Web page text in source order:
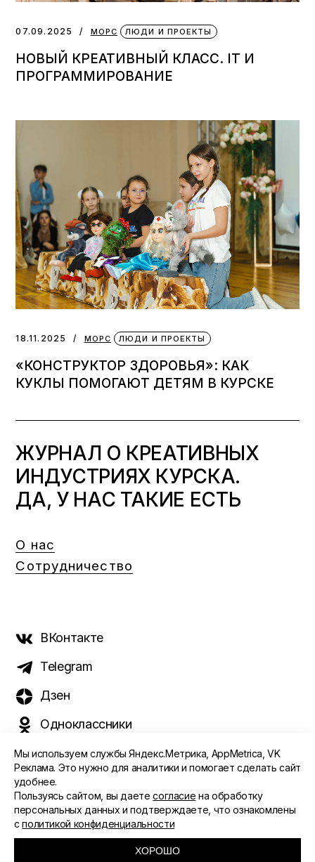
07.09.2025 МОРС ЛЮДИ И ПРОЕКТЫ
НОВЫЙ КРЕАТИВНЫЙ КЛАСС. IT И
ПРОГРАММИРОВАНИЕ
18.11.2025 МОРС ЛЮДИ И ПРОЕКТЫ
«КОНСТРУКТОР ЗДОРОВЬЯ»: КАК
КУКЛЫ ПОМОГАЮТ ДЕТЯМ В КУРСКЕ
ЖУРНАЛ О КРЕАТИВНЫХ
ИНДУСТРИЯХ КУРСКА.
ДА, У НАС ТАКИЕ ЕСТЬ
О нас
Сотрудничество
ВКонтакте
Telegram
Дзен
Одноклассники
©️ 2015 - 2026 Интернет-журнал «Морс». Все права
защищены
ПОЛИТИКА ОБРАБОТКИ ПЕРСОНАЛЬНЫХ ДАННЫХ
СОГЛАСИЕ ПОЛЬЗОВАТЕЛЯ
Мы используем службы Яндекс.Метрика, AppMetrica, VK
Реклама. Это нужно для аналитики и помогает сделать сайт
удобнее.
Пользуясь сайтом, вы даетесогласие на обработку
персональных данных и подтверждаете, что ознакомлены
сполитикой конфиденциальности
ХОРОШО